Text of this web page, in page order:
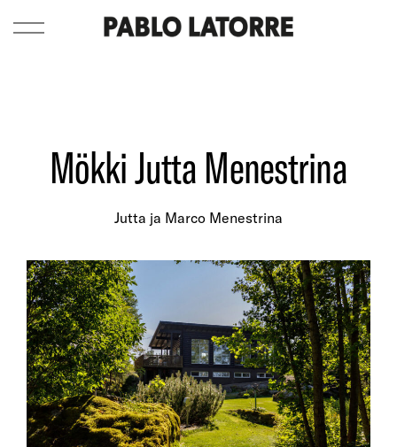
Mökki Jutta Menestrina
Jutta ja Marco Menestrina